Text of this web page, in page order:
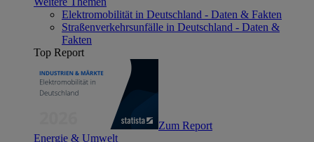
Elektromobilität in Deutschland - Daten & Fakten
Straßenverkehrsunfälle in Deutschland - Daten &
Fakten
Top Report
Zum Report
Energie & Umwelt